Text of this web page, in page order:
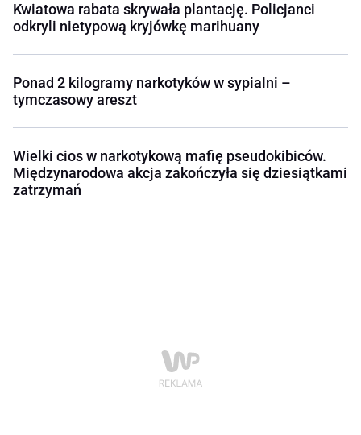
Kwiatowa rabata skrywała plantację. Policjanci
odkryli nietypową kryjówkę marihuany
Ponad 2 kilogramy narkotyków w sypialni –
tymczasowy areszt
Wielki cios w narkotykową mafię pseudokibiców.
Międzynarodowa akcja zakończyła się dziesiątkami
zatrzymań